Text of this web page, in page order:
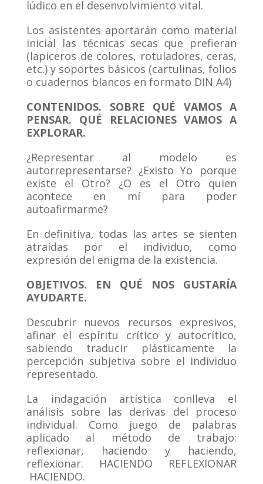
lúdico en el desenvolvimiento vital.
Los asistentes aportarán como material
inicial las técnicas secas que prefieran
(lapiceros de colores, rotuladores, ceras,
etc.) y soportes básicos (cartulinas, folios
o cuadernos blancos en formato DIN A4)
CONTENIDOS. SOBRE QUÉ VAMOS A
PENSAR. QUÉ RELACIONES VAMOS A
EXPLORAR.
¿Representar al modelo es
autorrepresentarse? ¿Existo Yo porque
existe el Otro? ¿O es el Otro quien
acontece en mí para poder
autoafirmarme?
En definitiva, todas las artes se sienten
atraídas por el individuo, como
expresión del enigma de la existencia.
OBJETIVOS. EN QUÉ NOS GUSTARÍA
AYUDARTE.
Descubrir nuevos recursos expresivos,
afinar el espíritu crítico y autocrítico,
sabiendo traducir plásticamente la
percepción subjetiva sobre el individuo
representado.
La indagación artística conlleva el
análisis sobre las derivas del proceso
individual. Como juego de palabras
aplicado al método de trabajo:
reflexionar, haciendo y haciendo,
reflexionar. HACIENDO REFLEXIONAR
HACIENDO.